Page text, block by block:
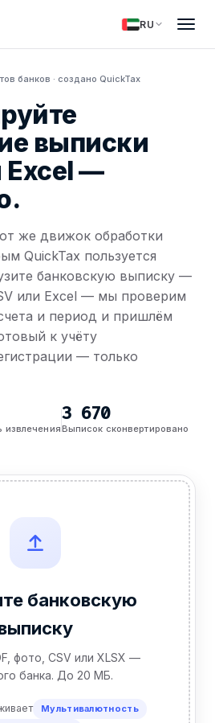
RU
банков · создано QuickTax
выписки
Excel —
же движок обработки
QuickTax пользуется
банковскую выписку —
или Excel — мы проверим
и период и пришлём
к учёту
— только
извлечения
3 670
Выписок сконвертировано
банковскую
фото, CSV или XLSX —
банка. До 20 МБ.
Мультивалютность